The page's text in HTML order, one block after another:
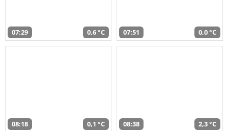
07:29 0,6 °C 07:51 0,0 °C
08:18 0,1 °C 08:38 2,3 °C